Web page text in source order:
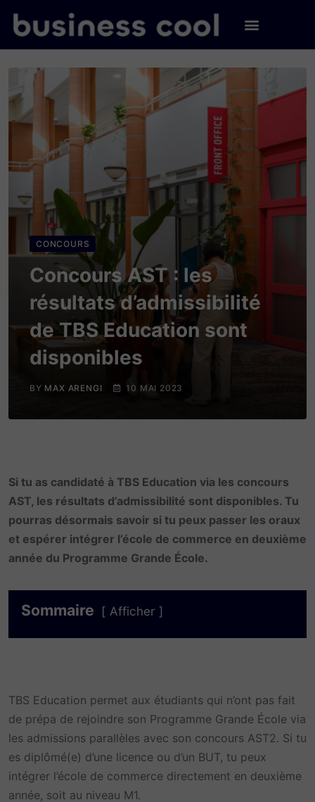
CONCOURS
Concours AST : les
résultats d’admissibilité
de TBS Education sont
disponibles
BY MAX ARENGI 10 MAI 2023
Si tu as candidaté à TBS Education via les concours
AST, les résultats d’admissibilité sont disponibles. Tu
pourras désormais savoir si tu peux passer les oraux
et espérer intégrer l’école de commerce en deuxième
année du Programme Grande École.
Sommaire Afficher
TBS Education permet aux étudiants qui n’ont pas fait
de prépa de rejoindre son Programme Grande École via
les admissions parallèles avec son concours AST2. Si tu
es diplômé(e) d’une licence ou d’un BUT, tu peux
intégrer l’école de commerce directement en deuxième
année, soit au niveau M1.